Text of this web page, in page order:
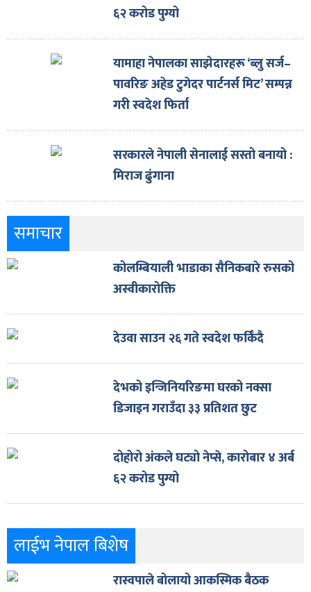
६२ करोड पुग्यो
यामाहा नेपालका साझेदारहरू ‘ब्लु सर्ज–
पावरिङ अहेड टुगेदर पार्टनर्स मिट’ सम्पन्न
गरी स्वदेश फिर्ता
सरकारले नेपाली सेनालाई सस्तो बनायो :
मिराज ढुंगाना
समाचार
कोलम्बियाली भाडाका सैनिकबारे रुसको
अस्वीकारोक्ति
देउवा साउन २६ गते स्वदेश फर्किँदै
देभको इन्जिनियरिङमा घरको नक्सा
डिजाइन गराउँदा ३३ प्रतिशत छुट
दोहोरो अंकले घट्यो नेप्से, कारोबार ४ अर्ब
६२ करोड पुग्यो
लाईभ नेपाल बिशेष
रास्वपाले बोलायो आकस्मिक बैठक